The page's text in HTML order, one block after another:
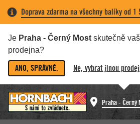
Doprava zdarma na všechny balíky od 1
Je Praha - Černý Most skutečně
prodejna?
ANO, SPRÁVNĚ. Ne, vybrat jinou
Praha - Černý